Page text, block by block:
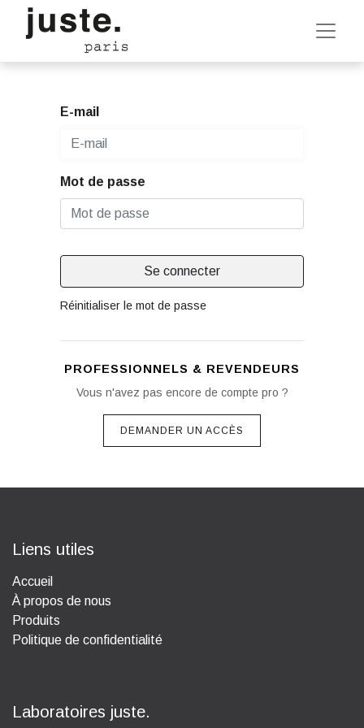
E-mail
Mot de passe
Se connecter
Réinitialiser le mot de passe
PROFESSIONNELS & REVENDEURS
Vous n'avez pas encore de compte pro ?
DEMANDER UN ACCÈS
Liens utiles
Accueil
À propos de nous
Produits
Politique de confidentialité
Laboratoires juste.